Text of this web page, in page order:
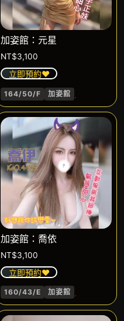
加姿館：元星
NT$3,100
立即預約❤️
164/50/F 加姿館 .
加姿館：喬依
NT$3,100
立即預約❤️
160/43/E 加姿館 .